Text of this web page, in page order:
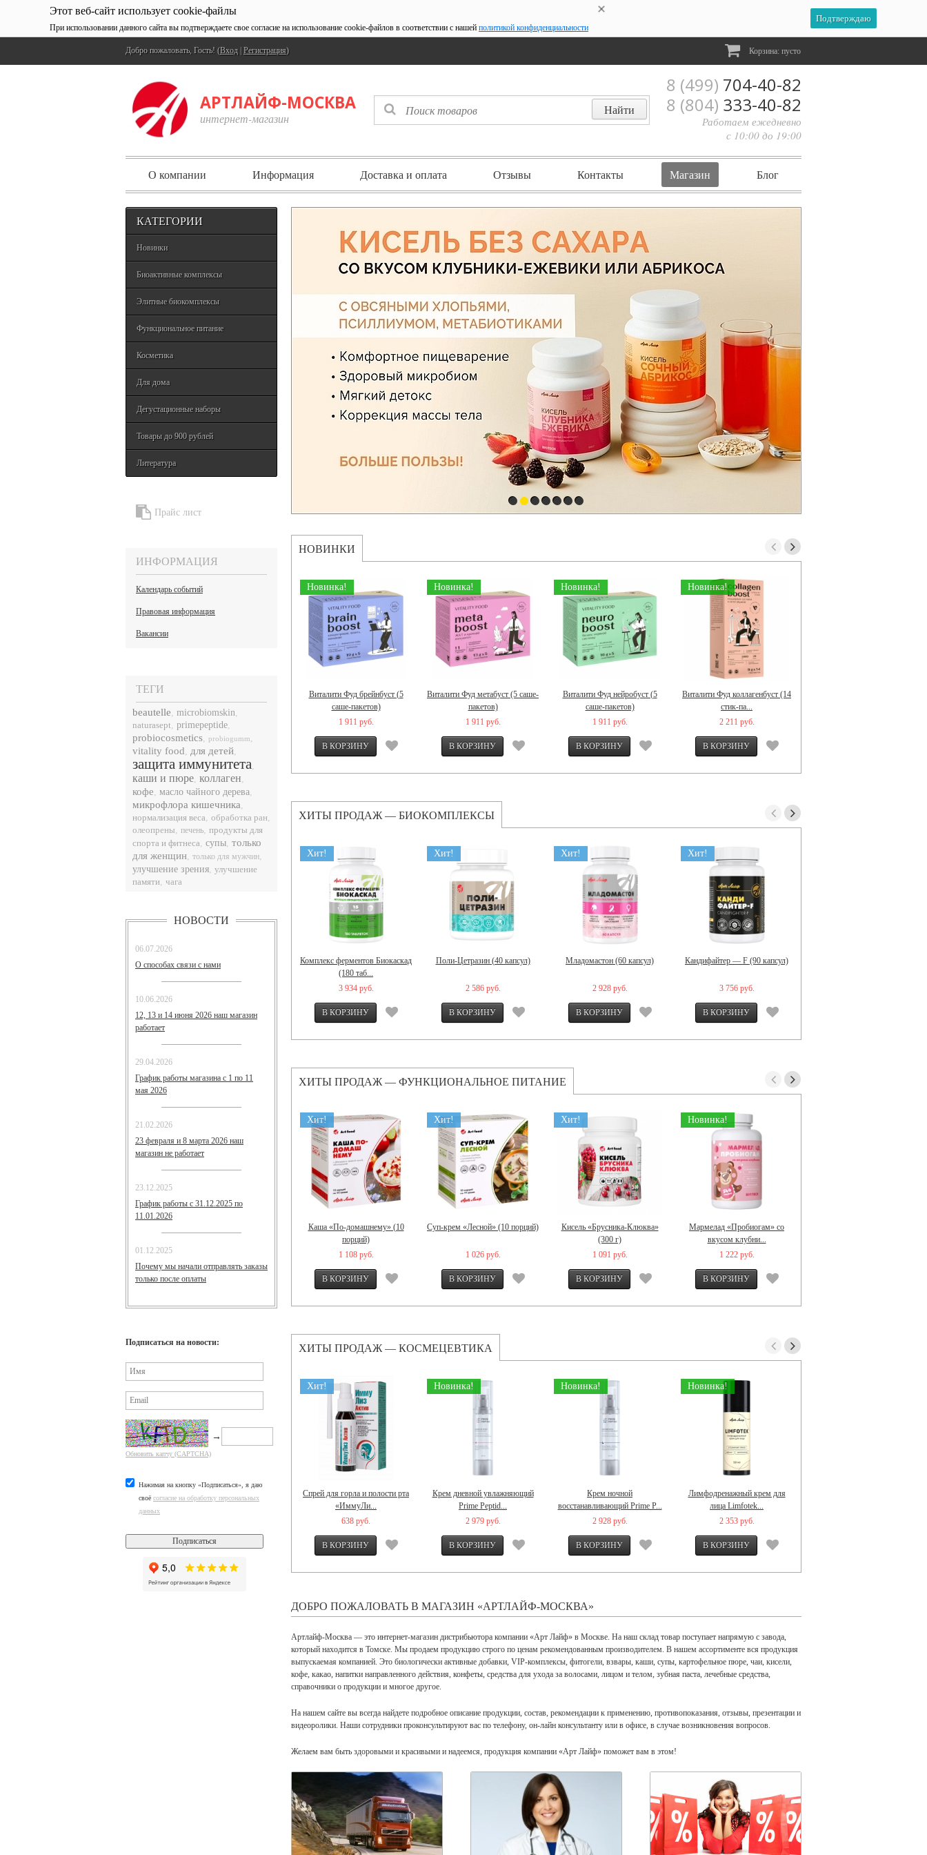
Этот веб-сайт использует cookie-файлы
При использовании данного сайта вы подтверждаете свое согласие на использование cookie-файлов в соответствии с нашей политикой конфиденциальности
Подтверждаю
Добро пожаловать, Гость! (Вход Регистрация) Корзина: пусто
АРТЛАЙФ-МОСКВА
интернет-магазин
8 (499) 704-40-82
8 (804) 333-40-82
Работаем ежедневно
с 10:00 до 19:00
О компании Информация Доставка и оплата Отзывы Контакты Магазин Блог
КАТЕГОРИИ
Новинки
Биоактивные комплексы
Элитные биокомплексы
Функциональное питание
Косметика
Для дома
Дегустационные наборы
Товары до 900 рублей
Литература
Прайс лист
ИНФОРМАЦИЯ
Календарь событий
Правовая информация
Вакансии
ТЕГИ
beautelle, microbiomskin,
naturasept, primepeptide,
probiocosmetics, probiogumm,
vitality food, для детей,
защита иммунитета,
каши и пюре, коллаген,
кофе, масло чайного дерева,
микрофлора кишечника,
нормализация веса, обработка ран,
олеопрены, печень, продукты для
спорта и фитнеса, супы, только
для женщин, только для мужчин,
улучшение зрения, улучшение
памяти, чага
НОВОСТИ
06.07.2026
О способах связи с нами
10.06.2026
12, 13 и 14 июня 2026 наш магазин
работает
29.04.2026
График работы магазина с 1 по 11
мая 2026
21.02.2026
23 февраля и 8 марта 2026 наш
магазин не работает
23.12.2025
График работы с 31.12.2025 по
11.01.2026
01.12.2025
Почему мы начали отправлять заказы
только после оплаты
Подписаться на новости:
→
Обновить капчу (CAPTCHA)
Нажимая на кнопку «Подписаться», я даю
своё согласие на обработку персональных
данных
Подписаться
НОВИНКИ
Новинка!
Виталити Фуд брейнбуст (5
саше-пакетов)
1 911 руб.
Новинка!
Виталити Фуд метабуст (5 саше-
пакетов)
1 911 руб.
Новинка!
Виталити Фуд нейробуст (5
саше-пакетов)
1 911 руб.
Новинка!
Виталити Фуд коллагенбуст (14
стик-па...
2 211 руб.
ХИТЫ ПРОДАЖ — БИОКОМПЛЕКСЫ
Хит!
Комплекс ферментов Биокаскад
(180 таб...
3 934 руб.
Хит!
Поли-Цетразин (40 капсул)
2 586 руб.
Хит!
Младомастон (60 капсул)
2 928 руб.
Хит!
Кандифайтер — F (90 капсул)
3 756 руб.
ХИТЫ ПРОДАЖ — ФУНКЦИОНАЛЬНОЕ ПИТАНИЕ
Хит!
Каша «По-домашнему» (10
порций)
1 108 руб.
Хит!
Суп-крем «Лесной» (10 порций)
1 026 руб.
Хит!
Кисель «Брусника-Клюква»
(300 г)
1 091 руб.
Новинка!
Мармелад «Пробиогам» со
вкусом клубни...
1 222 руб.
ХИТЫ ПРОДАЖ — КОСМЕЦЕВТИКА
Хит!
Спрей для горла и полости рта
«ИммуЛи...
638 руб.
Новинка!
Крем дневной увлажняющий
Prime Peptid...
2 979 руб.
Новинка!
Крем ночной
восстанавливающий Prime P...
2 928 руб.
Новинка!
Лимфодренажный крем для
лица Limfotek...
2 353 руб.
ДОБРО ПОЖАЛОВАТЬ В МАГАЗИН «АРТЛАЙФ-МОСКВА»
Артлайф-Москва — это интернет-магазин дистрибьютора компании «Арт Лайф» в Москве. На наш склад товар поступает напрямую с завода,
который находится в Томске. Мы продаем продукцию строго по ценам рекомендованным производителем. В нашем ассортименте вся продукция
выпускаемая компанией. Это биологически активные добавки, VIP-комплексы, фитогели, взвары, каши, супы, картофельное пюре, чаи, кисели,
кофе, какао, напитки направленного действия, конфеты, средства для ухода за волосами, лицом и телом, зубная паста, лечебные средства,
справочники о продукции и многое другое.
На нашем сайте вы всегда найдете подробное описание продукции, состав, рекомендации к применению, противопоказания, отзывы, презентации и
видеоролики. Наши сотрудники проконсультируют вас по телефону, он-лайн консультанту или в офисе, в случае возникновения вопросов.
Желаем вам быть здоровыми и красивыми и надеемся, продукция компании «Арт Лайф» поможет вам в этом!